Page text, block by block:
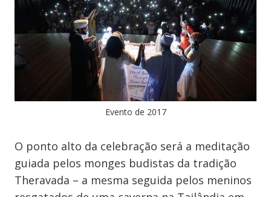
Evento de 2017
O ponto alto da celebração será a meditação
guiada pelos monges budistas da tradição
Theravada – a mesma seguida pelos meninos